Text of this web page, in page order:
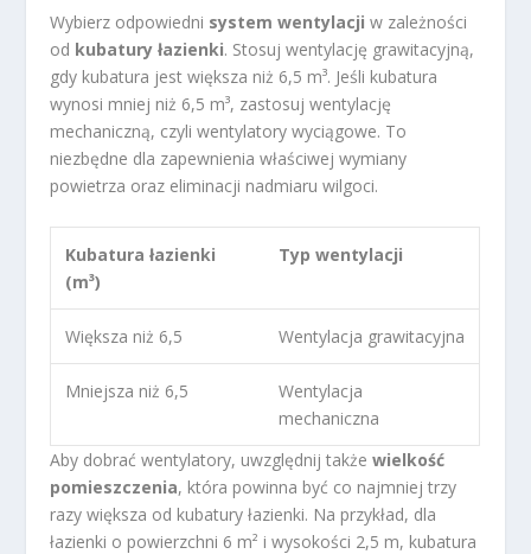
Wybierz odpowiedni system wentylacji w zależności
od kubatury łazienki. Stosuj wentylację grawitacyjną,
gdy kubatura jest większa niż 6,5 m³. Jeśli kubatura
wynosi mniej niż 6,5 m³, zastosuj wentylację
mechaniczną, czyli wentylatory wyciągowe. To
niezbędne dla zapewnienia właściwej wymiany
powietrza oraz eliminacji nadmiaru wilgoci.
Kubatura łazienki
(m³)
Typ wentylacji
Większa niż 6,5 Wentylacja grawitacyjna
Mniejsza niż 6,5
Wentylacja
mechaniczna
Aby dobrać wentylatory, uwzględnij takżewielkość
pomieszczenia, która powinna być co najmniej trzy
razy większa od kubatury łazienki. Na przykład, dla
łazienki o powierzchni 6 m² i wysokości 2,5 m, kubatura